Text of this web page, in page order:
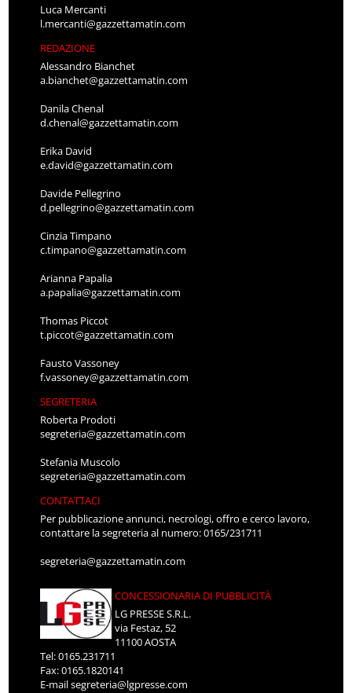
Luca Mercanti
l.mercanti@gazzettamatin.com
REDAZIONE
Alessandro Bianchet
a.bianchet@gazzettamatin.com
Danila Chenal
d.chenal@gazzettamatin.com
Erika David
e.david@gazzettamatin.com
Davide Pellegrino
d.pellegrino@gazzettamatin.com
Cinzia Timpano
c.timpano@gazzettamatin.com
Arianna Papalia
a.papalia@gazzettamatin.com
Thomas Piccot
t.piccot@gazzettamatin.com
Fausto Vassoney
f.vassoney@gazzettamatin.com
SEGRETERIA
Roberta Prodoti
segreteria@gazzettamatin.com
Stefania Muscolo
segreteria@gazzettamatin.com
CONTATTACI
Per pubblicazione annunci, necrologi, offro e cerco lavoro,
contattare la segreteria al numero: 0165/231711
segreteria@gazzettamatin.com
CONCESSIONARIA DI PUBBLICITÀ
LG PRESSE S.R.L.
via Festaz, 52
11100 AOSTA
Tel: 0165.231711
Fax: 0165.1820141
E-mailsegreteria@lgpresse.com